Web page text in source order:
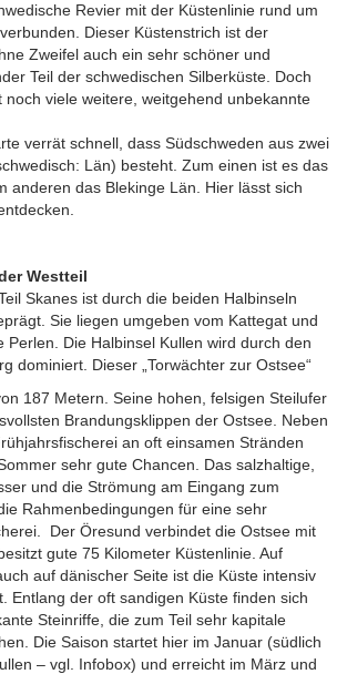
Revier mit der Küstenlinie rund um
Dieser Küstenstrich ist der
Zweifel auch ein sehr schöner und
Teil der schwedischen Silberküste. Doch
noch viele weitere, weitgehend unbekannte
verrät schnell, dass Südschweden aus zwei
Län) besteht. Zum einen ist es das
anderen das Blekinge Län. Hier lässt sich
Westteil
Skanes ist durch die beiden Halbinseln
Sie liegen umgeben vom Kattegat und
Perlen. Die Halbinsel Kullen wird durch den
dominiert. Dieser „Torwächter zur Ostsee“
187 Metern. Seine hohen, felsigen Steilufer
Brandungsklippen der Ostsee. Neben
an oft einsamen Stränden
sehr gute Chancen. Das salzhaltige,
und die Strömung am Eingang zum
Rahmenbedingungen für eine sehr
Der Öresund verbindet die Ostsee mit
gute 75 Kilometer Küstenlinie. Auf
auf dänischer Seite ist die Küste intensiv
Entlang der oft sandigen Küste finden sich
Steinriffe, die zum Teil sehr kapitale
Die Saison startet hier im Januar (südlich
– vgl. Infobox) und erreicht im März und